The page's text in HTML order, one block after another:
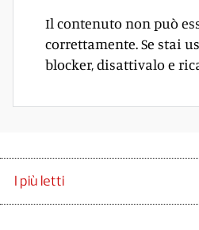
Il contenuto non può
correttamente. Se stai
blocker, disattivalo e
I più letti